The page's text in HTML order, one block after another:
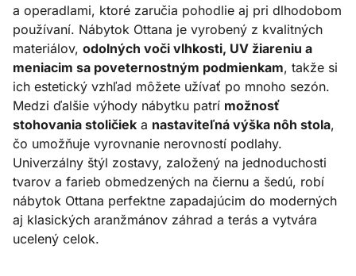
a operadlami, ktoré zaručia pohodlie aj pri dlhodobom
používaní. Nábytok Ottana je vyrobený z kvalitných
materiálov, odolných voči vlhkosti, UV žiareniu a
meniacim sa poveternostným podmienkam, takže si
ich estetický vzhľad môžete užívať po mnoho sezón.
Medzi ďalšie výhody nábytku patrí možnosť
stohovania stoličiek a nastaviteľná výška nôh stola,
čo umožňuje vyrovnanie nerovností podlahy.
Univerzálny štýl zostavy, založený na jednoduchosti
tvarov a farieb obmedzených na čiernu a šedú, robí
nábytok Ottana perfektne zapadajúcim do moderných
aj klasických aranžmánov záhrad a terás a vytvára
ucelený celok.